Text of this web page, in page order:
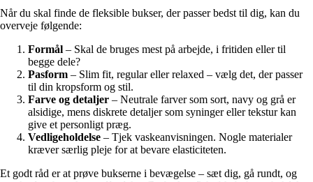
Når du skal finde de fleksible bukser, der passer bedst til dig, kan du
overveje følgende:
Formål – Skal de bruges mest på arbejde, i fritiden eller til
begge dele?
Pasform – Slim fit, regular eller relaxed – vælg det, der passer
til din kropsform og stil.
Farve og detaljer – Neutrale farver som sort, navy og grå er
alsidige, mens diskrete detaljer som syninger eller tekstur kan
give et personligt præg.
Vedligeholdelse – Tjek vaskeanvisningen. Nogle materialer
kræver særlig pleje for at bevare elasticiteten.
Et godt råd er at prøve bukserne i bevægelse – sæt dig, gå rundt, og